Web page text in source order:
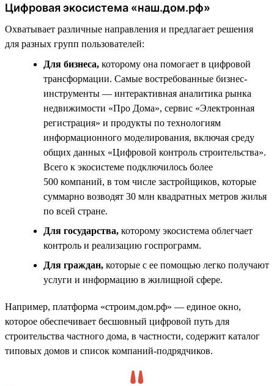
Цифровая экосистема «наш.дом.рф»
Охватывает различные направления и предлагает решения
для разных групп пользователей:
Для бизнеса, которому она помогает в цифровой
трансформации. Самые востребованные бизнес-
инструменты — интерактивная аналитика рынка
недвижимости «Про Дома», сервис «Электронная
регистрация» и продукты по технологиям
информационного моделирования, включая среду
общих данных «Цифровой контроль строительства».
Всего к экосистеме подключилось более
500 компаний, в том числе застройщиков, которые
суммарно возводят 30 млн квадратных метров жилья
по всей стране.
Для государства, которому экосистема облегчает
контроль и реализацию госпрограмм.
Для граждан, которые с ее помощью легко получают
услуги и информацию в жилищной сфере.
Например, платформа «строим.дом.рф» — единое окно,
которое обеспечивает бесшовный цифровой путь для
строительства частного дома, в частности, содержит каталог
типовых домов и список компаний-подрядчиков.